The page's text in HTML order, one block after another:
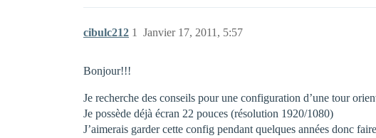
cibulc212 Janvier 17, 2011, 5:57
1
Bonjour!!!
Je recherche des conseils pour une configuration d’une tour
Je possède déjà écran 22 pouces (résolution 1920/1080)
J’aimerais garder cette config pendant quelques années donc